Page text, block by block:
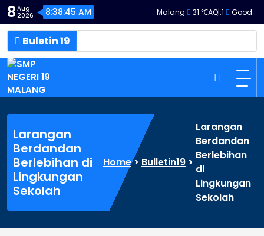
Skip
to
content
8 Aug
2026
8:38:46 AM Malang 31 ℃AQI:1 Good
Buletin 19
Larangan
Berdandan
Berlebihan di
Lingkungan
Sekolah
Home> Bulletin19 >
Larangan
Berdandan
Berlebihan
di
Lingkungan
Sekolah